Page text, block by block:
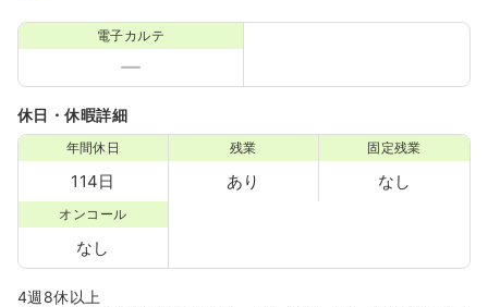
電子カルテ
休日・休暇詳細
年間休日
114日
残業
あり
固定残業
なし
オンコール
なし
4週8休以上